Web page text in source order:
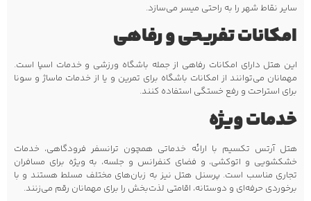
سایر نقاط شهر را به راحتی میسر می‌سازد.
امکانات تفریحی و رفاهی
این هتل دارای امکانات رفاهی از جمله باشگاه ورزشی و خدمات اسپا است.
مهمانان می‌توانند از امکانات باشگاه برای تمرین و یا از خدمات ماساژ و سونا
برای استراحت و رفع خستگی استفاده کنند.
خدمات ویژه
هتل آرتس تکسیم با ارائه خدماتی همچون ترانسفر فرودگاهی، خدمات
خشکشویی و اتوکشی، و فضای کنفرانس و جلسه، به ویژه برای مسافران
تجاری مناسب است. پرسنل هتل نیز به زبان‌های مختلف مسلط هستند و با
برخوردی حرفه‌ای و دوستانه، اقامتی لذت‌بخش را برای مهمانان رقم می‌زنند.